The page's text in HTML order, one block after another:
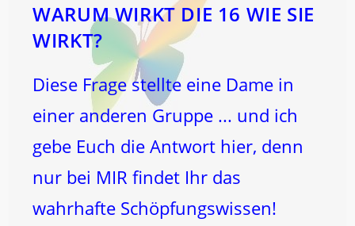
WARUM WIRKT DIE 16 WIE SIE
WIRKT?
Diese Frage stellte eine Dame in
einer anderen Gruppe ... und ich
gebe Euch die Antwort hier, denn
nur bei MIR findet Ihr das
wahrhafte Schöpfungswissen!